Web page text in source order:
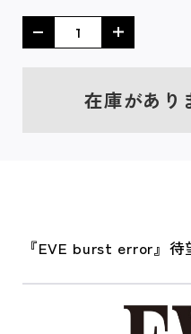
在庫があり
『EVE burst error』待